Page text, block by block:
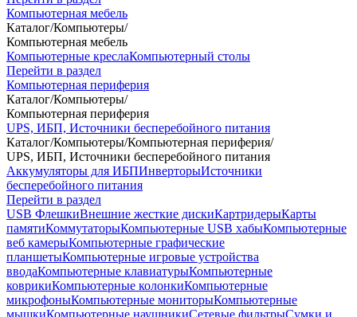
Компьютерная мебель
Каталог/Компьютеры/
Компьютерная мебель
Компьютерные креслаКомпьютерный столы
Перейти в раздел
Компьютерная периферия
Каталог/Компьютеры/
Компьютерная периферия
UPS, ИБП, Источники бесперебойного питания
Каталог/Компьютеры/Компьютерная периферия/
UPS, ИБП, Источники бесперебойного питания
Аккумуляторы для ИБПИнверторыИсточники
бесперебойного питания
Перейти в раздел
USB ФлешкиВнешние жесткие дискиКартридерыКарты
памятиКоммутаторыКомпьютерные USB хабыКомпьютерные
веб камерыКомпьютерные графические
планшетыКомпьютерные игровые устройства
вводаКомпьютерные клавиатурыКомпьютерные
коврикиКомпьютерные колонкиКомпьютерные
микрофоныКомпьютерные мониторыКомпьютерные
мышкиКомпьютерные наушникиСетевые фильтрыСумки и